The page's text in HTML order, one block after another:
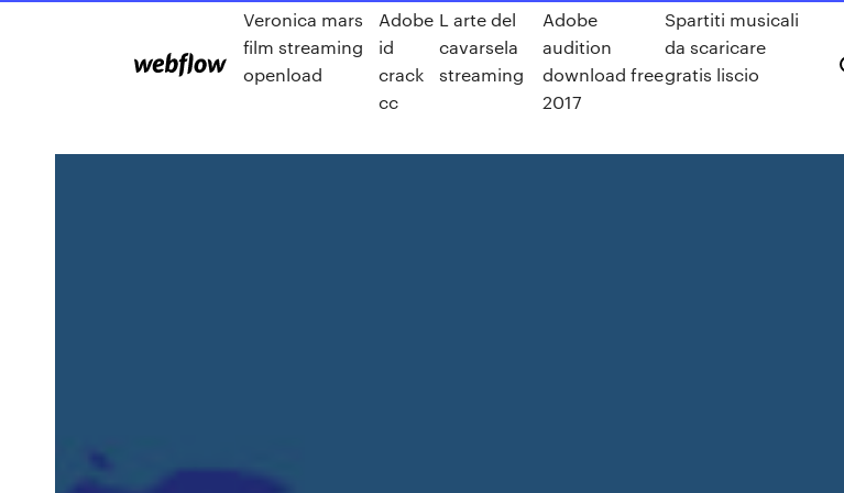
Veronica mars
film streaming
openload
Adobe
id
crack
cc
L arte del
cavarsela
streaming
Adobe
audition
download free
2017
Spartiti musicali
da scaricare
gratis liscio